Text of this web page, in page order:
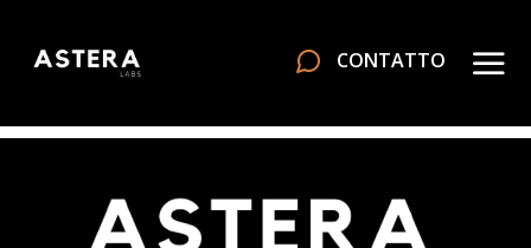
CONTATTO